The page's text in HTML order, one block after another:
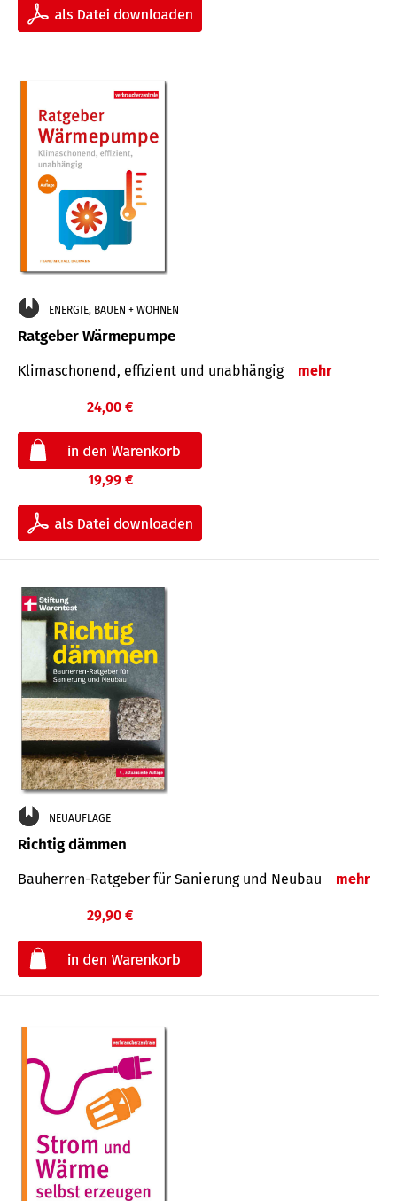
ENERGIE, BAUEN + WOHNEN
Ratgeber Wärmepumpe
Klimaschonend, effizient und unabhängig mehr
24,00 €
19,99 €
NEUAUFLAGE
Richtig dämmen
Bauherren-Ratgeber für Sanierung und Neubau mehr
29,90 €